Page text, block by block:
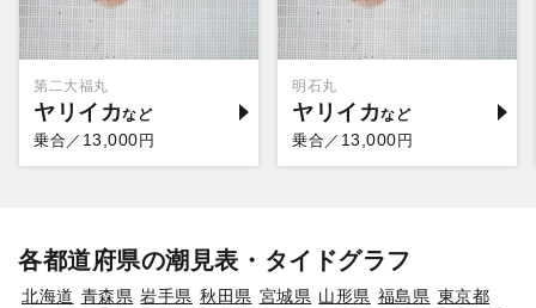
第二大福丸
ヤリイカ
乗合／ 13,000円
明石丸
ヤリイカ
乗合／ 13,000円
各都道府県の潮見表・タイドグラフ
北海道 青森県 岩手県 秋田県 宮城県 山形県 福島県 東京都